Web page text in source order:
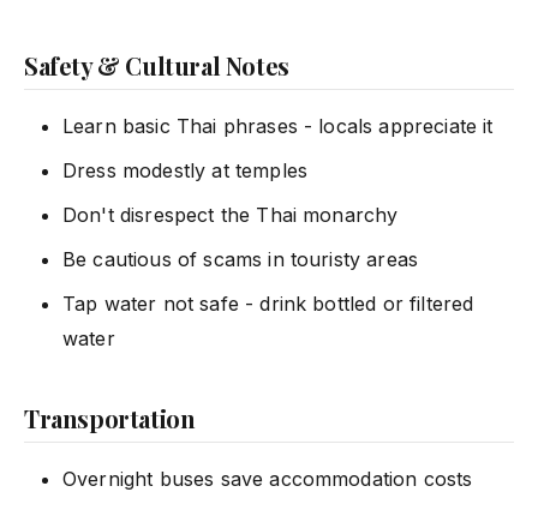
Safety & Cultural Notes
Learn basic Thai phrases - locals appreciate it
Dress modestly at temples
Don't disrespect the Thai monarchy
Be cautious of scams in touristy areas
Tap water not safe - drink bottled or filtered
water
Transportation
Overnight buses save accommodation costs